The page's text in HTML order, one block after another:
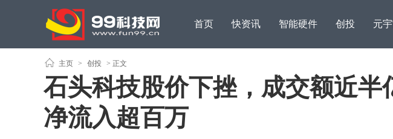
首页 快资讯 智能硬件 创投 元
主页 > 创投 > 正文
石头科技股价下挫，成交额近半
净流入超百万